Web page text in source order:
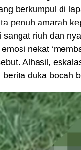
berkumpul di
penuh amarah
sangat riuh dan
nekat
Alhasil,
duka bocah